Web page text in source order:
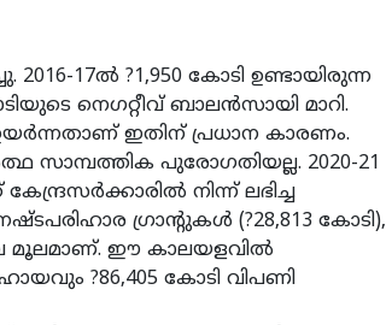
17ല്‍ ?1,950 കോടി ഉണ്ടായിരുന്ന
നെഗറ്റീവ് ബാലന്‍സായി മാറി.
ഇതിന് പ്രധാന കാരണം.
സാമ്പത്തിക പുരോഗതിയല്ല. 2020-21
നിന്ന് ലഭിച്ച
ഗ്രാന്റുകള്‍ (?28,813 കോടി),
മൂലമാണ്. ഈ കാലയളവില്‍
?86,405 കോടി വിപണി